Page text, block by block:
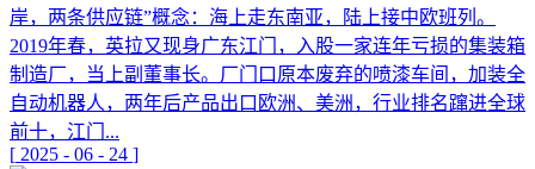
岸，两条供应链”概念：海上走东南亚，陆上接中欧班列。
2019年春，英拉又现身广东江门，入股一家连年亏损的集装箱
制造厂，当上副董事长。厂门口原本废弃的喷漆车间，加装全
自动机器人，两年后产品出口欧洲、美洲，行业排名蹿进全球
前十，江门...
[ 2025 - 06 - 24 ]